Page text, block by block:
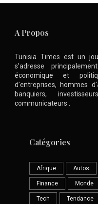
A Propos
Tunisia Times est un
s’adresse
économique et
d’entreprises, hommes
banquiers,
communicateurs .
Catégories
Afrique Autos
Finance Monde
Tech Tendance